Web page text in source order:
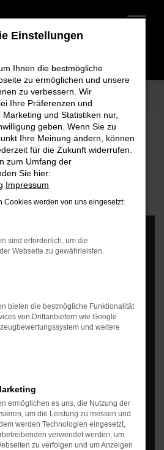
Originalteile und
Einstellungen
Ihnen die bestmögliche
zu ermöglichen und unsere
zu verbessern. Wir
Ihre Präferenzen und
und Statistiken nur,
geben. Wenn Sie zu
Ihre Meinung ändern, können
für die Zukunft widerrufen.
zum Umfang der
Sie hier:
Impressum
Cookies werden von uns eingesetzt:
sind erforderlich, um die
Webseite zu gewährleisten.
bieten die bestmögliche Funktionalität
von Drittanbietern wie Google
und weitere
ermöglichen es uns, die Nutzung der
um die Leistung zu messen und
werden Technologien eingesetzt,
verwendet werden, um
zu verfolgen und um Anzeigen